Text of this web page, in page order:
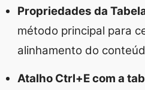
Propriedades da
método principal para
alinhamento do
Atalho Ctrl+E com a